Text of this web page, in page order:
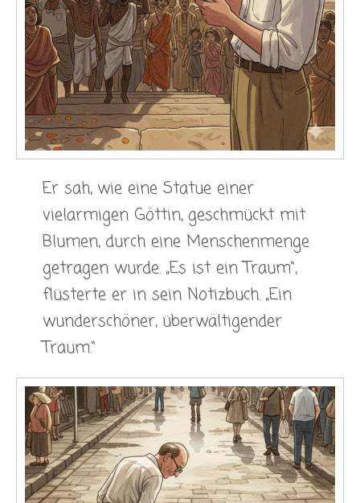
Er sah, wie eine Statue einer
vielarmigen Göttin, geschmückt mit
Blumen, durch eine Menschenmenge
getragen wurde. „Es ist ein Traum“,
flüsterte er in sein Notizbuch. „Ein
wunderschöner, überwältigender
Traum.“